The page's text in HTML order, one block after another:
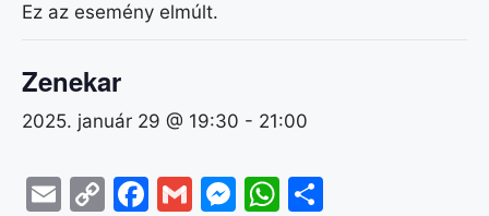
Ez az esemény elmúlt.
Zenekar
2025. január 29 @ 19:30 - 21:00
E C F G M W